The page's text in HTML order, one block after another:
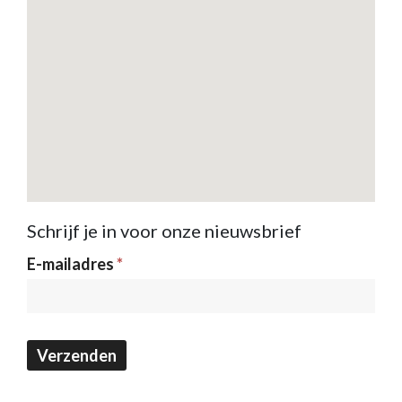
Schrijf je in voor onze nieuwsbrief
Nieuwsbrief
E-mailadres*
Verzenden